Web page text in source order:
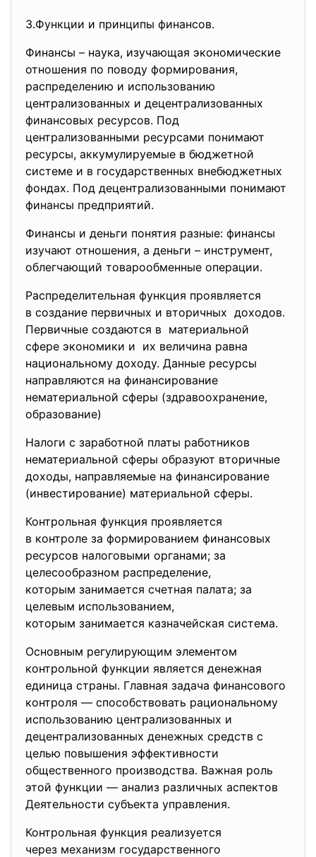
3.Функции и принципы финансов.
Финансы – наука, изучающая экономические
отношения по поводу формирования,
распределению и использованию
централизованных и децентрализованных
финансовых ресурсов. Под
централизованными ресурсами понимают
ресурсы, аккумулируемые в бюджетной
системе и в государственных внебюджетных
фондах. Под децентрализованными понимают
финансы предприятий.
Финансы и деньги понятия разные: финансы
изучают отношения, а деньги – инструмент,
облегчающий товарообменные операции.
Распределительная функция проявляется
в создание первичных и вторичных доходов.
Первичные создаются в материальной
сфере экономики и их величина равна
национальному доходу. Данные ресурсы
направляются на финансирование
нематериальной сферы (здравоохранение,
образование)
Налоги с заработной платы работников
нематериальной сферы образуют вторичные
доходы, направляемые на финансирование
(инвестирование) материальной сферы.
Контрольная функция проявляется
в контроле за формированием финансовых
ресурсов налоговыми органами; за
целесообразном распределение,
которым занимается счетная палата; за
целевым использованием,
которым занимается казначейская система.
Основным регулирующим элементом
контрольной функции является денежная
единица страны. Главная задача финансового
контроля — способствовать рациональному
использованию централизованных и
децентрализованных денежных средств с
целью повышения эффективности
общественного производства. Важная роль
этой функции — анализ различных аспектов
Деятельности субъекта управления.
Контрольная функция реализуется
через механизм государственного